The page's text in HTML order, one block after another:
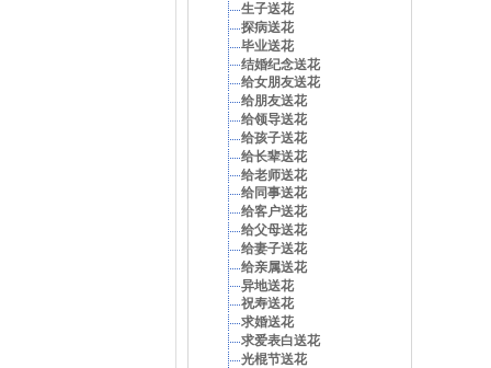
生子送花
探病送花
毕业送花
结婚纪念送花
给女朋友送花
给朋友送花
给领导送花
给孩子送花
给长辈送花
给老师送花
给同事送花
给客户送花
给父母送花
给妻子送花
给亲属送花
异地送花
祝寿送花
求婚送花
求爱表白送花
光棍节送花